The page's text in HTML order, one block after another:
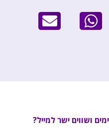
ושווים ישר למייל?